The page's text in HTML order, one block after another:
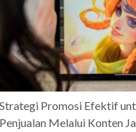
Promosi Efektif
Melalui Konten